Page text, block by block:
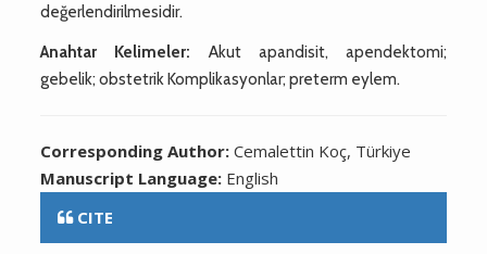
değerlendirilmesidir.
Anahtar Kelimeler: Akut apandisit, apendektomi;
gebelik; obstetrik Komplikasyonlar; preterm eylem.
Corresponding Author:Cemalettin Koç, Türkiye
Manuscript Language: English
CITE